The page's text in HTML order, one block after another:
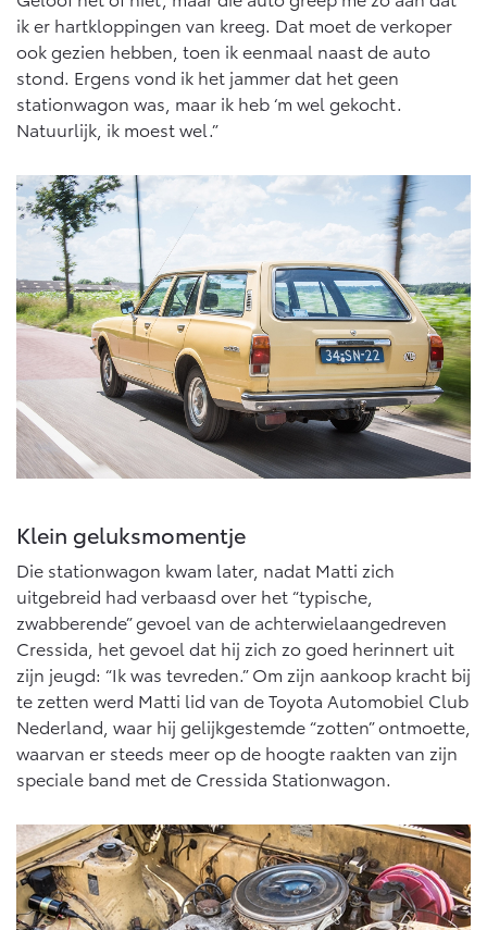
ik er hartkloppingen van kreeg. Dat moet de verkoper
ook gezien hebben, toen ik eenmaal naast de auto
stond. Ergens vond ik het jammer dat het geen
stationwagon was, maar ik heb ‘m wel gekocht.
Natuurlijk, ik moest wel.”
Klein geluksmomentje
Die stationwagon kwam later, nadat Matti zich
uitgebreid had verbaasd over het “typische,
zwabberende” gevoel van de achterwielaangedreven
Cressida, het gevoel dat hij zich zo goed herinnert uit
zijn jeugd: “Ik was tevreden.” Om zijn aankoop kracht bij
te zetten werd Matti lid van de Toyota Automobiel Club
Nederland, waar hij gelijkgestemde “zotten” ontmoette,
waarvan er steeds meer op de hoogte raakten van zijn
speciale band met de Cressida Stationwagon.